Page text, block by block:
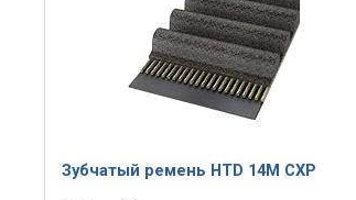
Зубчатый ремень HTD 14M CXP